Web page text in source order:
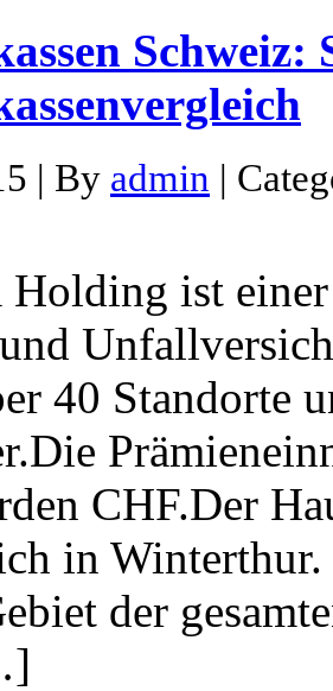
Schweiz:
| By admin |
Holding ist
40 Standorte
CHF.Der
in
der